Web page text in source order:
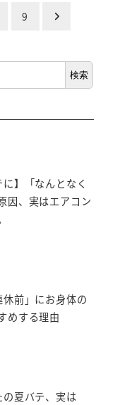
9
検索
に】「なんとなく
因、実はエアコン
休前」にお身体の
めする理由
の夏バテ、実は